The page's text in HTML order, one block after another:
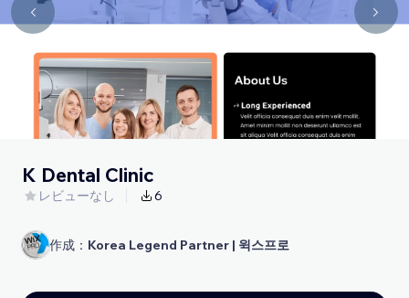
K Dental Clinic
レビューなし 6
作成： Korea Legend Partner | 윅스프로